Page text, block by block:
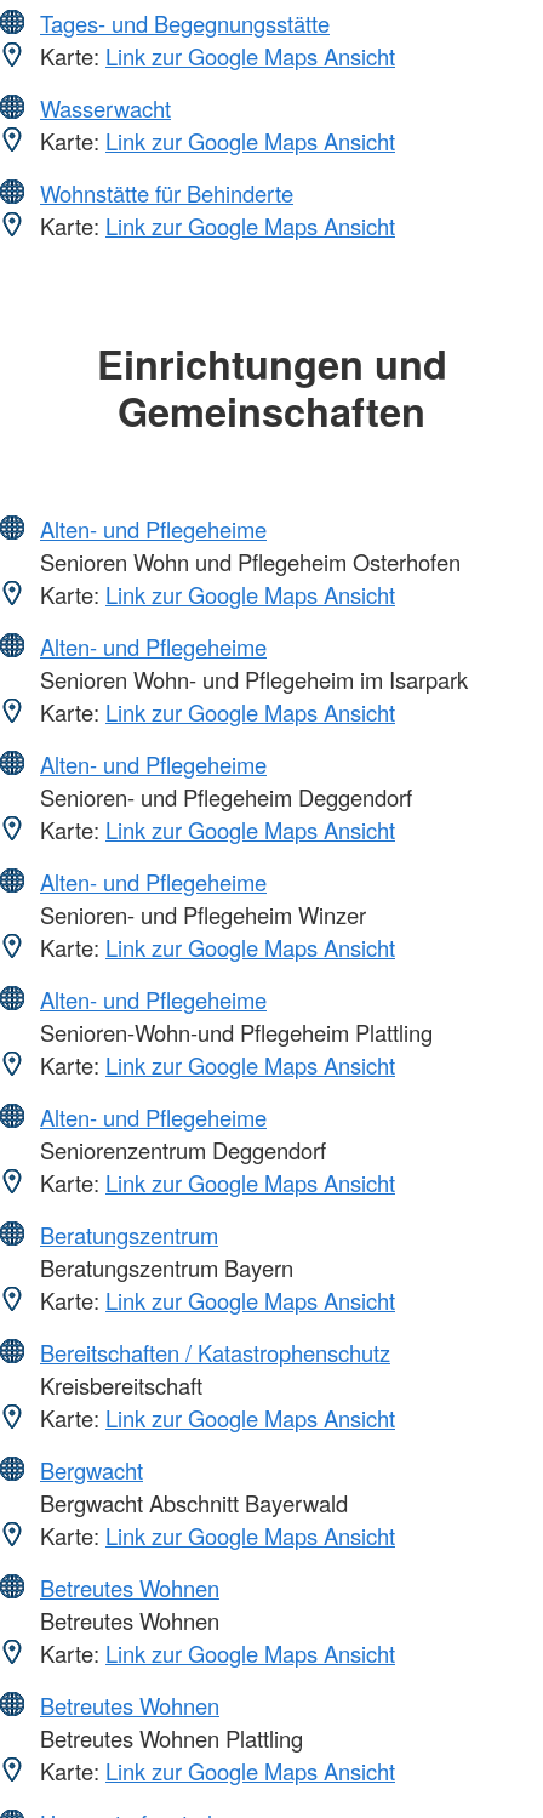
Tages- und Begegnungsstätte
Karte: Link zur Google Maps Ansicht
Wasserwacht
Karte: Link zur Google Maps Ansicht
Wohnstätte für Behinderte
Karte: Link zur Google Maps Ansicht
Einrichtungen und
Gemeinschaften
Alten- und Pflegeheime
Senioren Wohn und Pflegeheim Osterhofen
Karte: Link zur Google Maps Ansicht
Alten- und Pflegeheime
Senioren Wohn- und Pflegeheim im Isarpark
Karte: Link zur Google Maps Ansicht
Alten- und Pflegeheime
Senioren- und Pflegeheim Deggendorf
Karte: Link zur Google Maps Ansicht
Alten- und Pflegeheime
Senioren- und Pflegeheim Winzer
Karte: Link zur Google Maps Ansicht
Alten- und Pflegeheime
Senioren-Wohn-und Pflegeheim Plattling
Karte: Link zur Google Maps Ansicht
Alten- und Pflegeheime
Seniorenzentrum Deggendorf
Karte: Link zur Google Maps Ansicht
Beratungszentrum
Beratungszentrum Bayern
Karte: Link zur Google Maps Ansicht
Bereitschaften / Katastrophenschutz
Kreisbereitschaft
Karte: Link zur Google Maps Ansicht
Bergwacht
Bergwacht Abschnitt Bayerwald
Karte: Link zur Google Maps Ansicht
Betreutes Wohnen
Betreutes Wohnen
Karte: Link zur Google Maps Ansicht
Betreutes Wohnen
Betreutes Wohnen Plattling
Karte: Link zur Google Maps Ansicht